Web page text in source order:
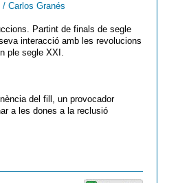
/ Carlos Granés
Partint de finals de segle
interacció amb les revolucions
ple segle XXI.
del fill, un provocador
a les dones a la reclusió